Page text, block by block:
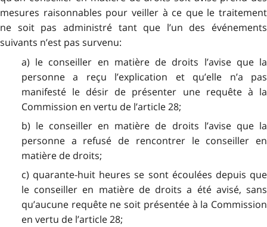
mesures raisonnables pour veiller à ce que le traitement
ne soit pas administré tant que l’un des événements
suivants n’est pas survenu:
a) le conseiller en matière de droits l’avise que la
personne a reçu l’explication et qu’elle n’a pas
manifesté le désir de présenter une requête à la
Commission en vertu de l’article 28;
b) le conseiller en matière de droits l’avise que la
personne a refusé de rencontrer le conseiller en
matière de droits;
c) quarante-huit heures se sont écoulées depuis que
le conseiller en matière de droits a été avisé, sans
qu’aucune requête ne soit présentée à la Commission
en vertu de l’article 28;